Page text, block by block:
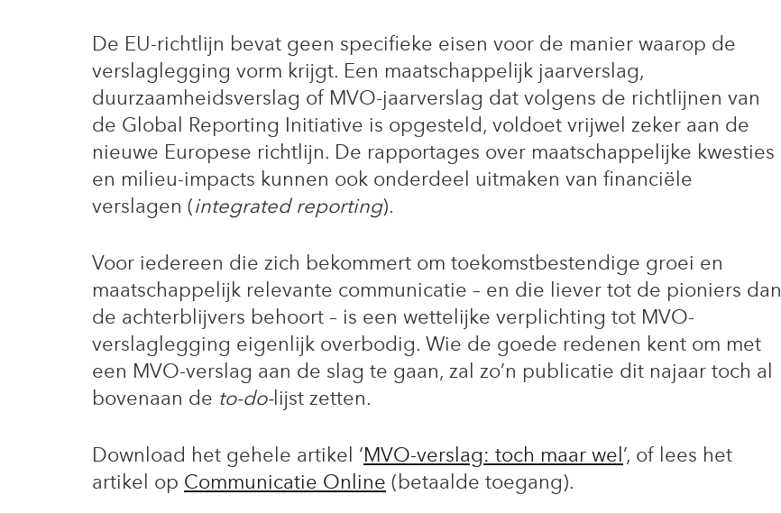
De EU-richtlijn bevat geen specifieke eisen voor de manier waarop de
verslaglegging vorm krijgt. Een maatschappelijk jaarverslag,
duurzaamheidsverslag of MVO-jaarverslag dat volgens de richtlijnen van
de Global Reporting Initiative is opgesteld, voldoet vrijwel zeker aan de
nieuwe Europese richtlijn. De rapportages over maatschappelijke kwesties
en milieu-impacts kunnen ook onderdeel uitmaken van financiële
verslagen ( integrated reporting).
Voor iedereen die zich bekommert om toekomstbestendige groei en
maatschappelijk relevante communicatie – en die liever tot de pioniers dan
de achterblijvers behoort – is een wettelijke verplichting tot MVO-
verslaglegging eigenlijk overbodig. Wie de goede redenen kent om met
een MVO-verslag aan de slag te gaan, zal zo’n publicatie dit najaar toch al
bovenaan de to-do-lijst zetten.
Download het gehele artikel ‘MVO-verslag: toch maar wel ’, of lees het
artikel op Communicatie Online (betaalde toegang).